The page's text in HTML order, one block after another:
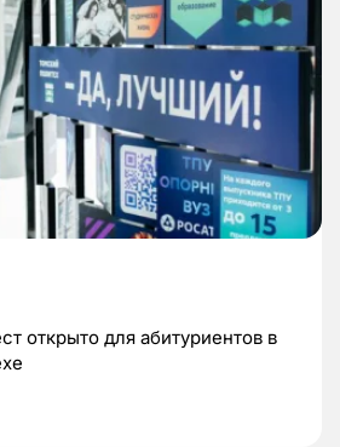
открыто для абитуриентов в